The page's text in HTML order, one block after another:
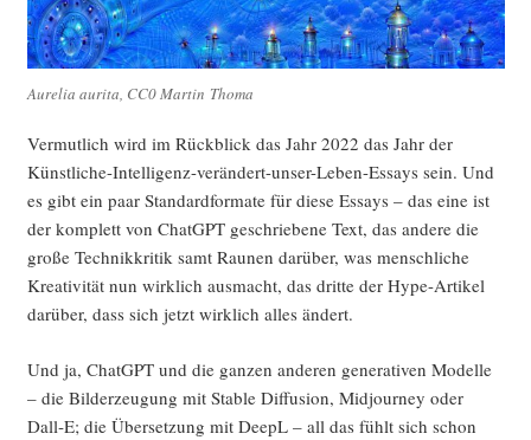
Aure­lia auri­ta, CC0 Mar­tin Thoma
Ver­mut­lich wird im Rück­blick das Jahr 2022 das Jahr der
Künst­li­che-Intel­li­genz-ver­än­dert-unser-Leben-Essays sein. Und
es gibt ein paar Stan­dard­for­ma­te für die­se Essays – das eine ist
der kom­plett von ChatGPT geschrie­be­ne Text, das ande­re die
gro­ße Tech­nik­kri­tik samt Rau­nen dar­über, was mensch­li­che
Krea­ti­vi­tät nun wirk­lich aus­macht, das drit­te der Hype-Arti­kel
dar­über, dass sich jetzt wirk­lich alles ändert.
Und ja, ChatGPT und die gan­zen ande­ren gene­ra­ti­ven Model­le
– die Bil­der­zeu­gung mit Sta­ble Dif­fu­si­on, Mid­jour­ney oder
Dall‑E; die Über­set­zung mit DeepL – all das fühlt sich schon